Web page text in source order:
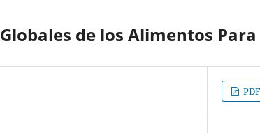
de los Alimentos
PDF